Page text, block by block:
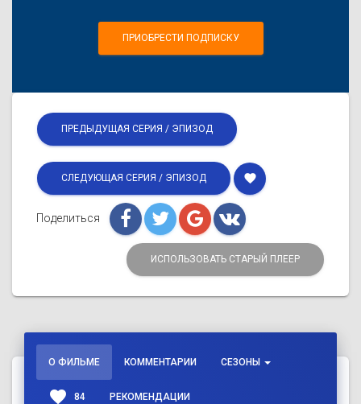
ПРИОБРЕСТИ ПОДПИСКУ
ПРЕДЫДУЩАЯ СЕРИЯ / ЭПИЗОД
СЛЕДУЮЩАЯ СЕРИЯ / ЭПИЗОД favorite
Поделиться
ИСПОЛЬЗОВАТЬ СТАРЫЙ ПЛЕЕР
О ФИЛЬМЕ КОММЕНТАРИИ СЕЗОНЫ
favorite 84 РЕКОМЕНДАЦИИ